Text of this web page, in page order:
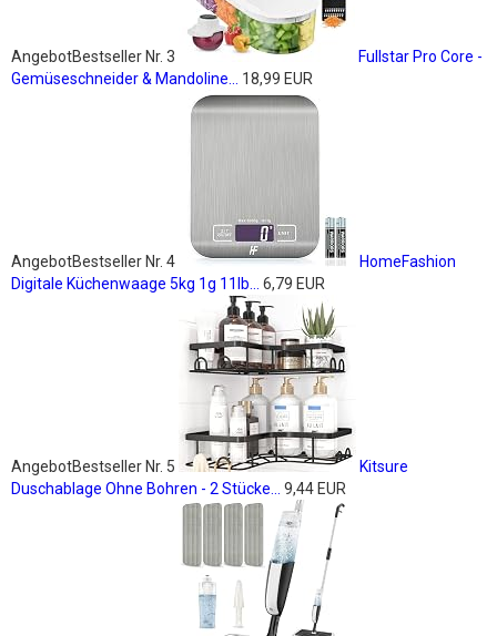
AngebotBestseller Nr. 3
Fullstar Pro Core -
Gemüseschneider & Mandoline...
18,99 EUR
AngebotBestseller Nr. 4
HomeFashion
Digitale Küchenwaage 5kg 1g 11lb...
6,79 EUR
AngebotBestseller Nr. 5
Kitsure
Duschablage Ohne Bohren - 2 Stücke...
9,44 EUR